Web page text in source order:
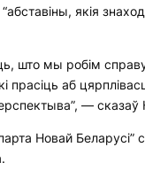
якія
што мы робім
прасіць аб
— сказаў
Новай Беларусі”